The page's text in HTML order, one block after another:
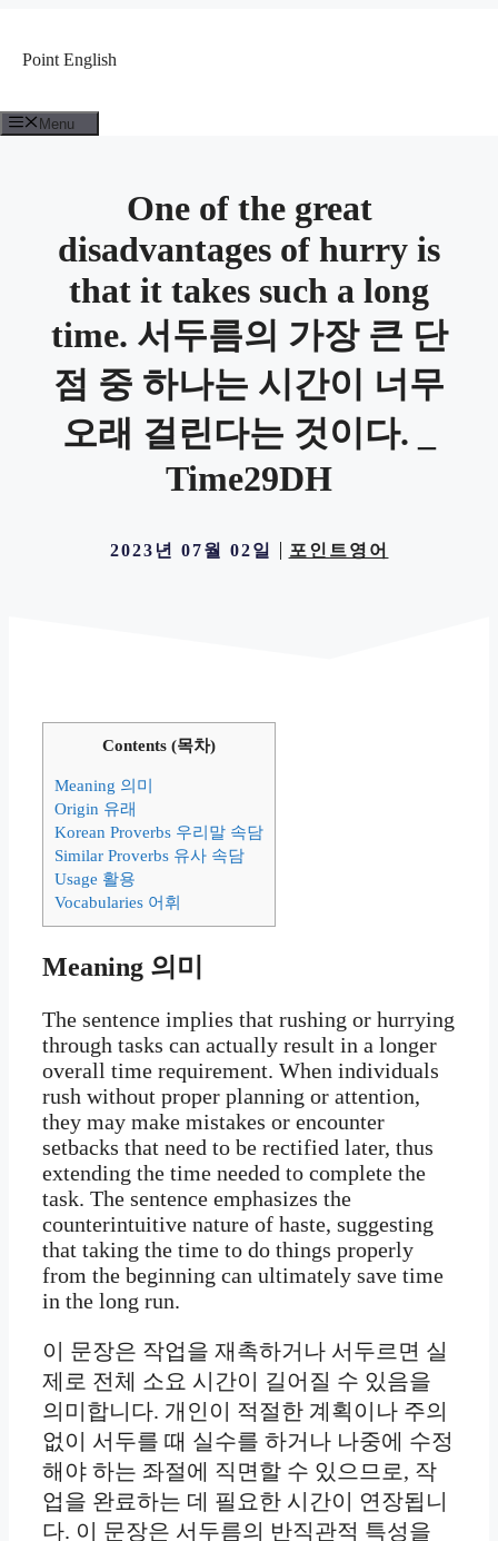
건
너
Point English
Menu
One of the great
disadvantages of hurry is
that it takes such a long
time. 서두름의 가장 큰 단
점 중 하나는 시간이 너무
오래 걸린다는 것이다. _
Time29DH
2023년 07월 02일 포인트영어
Contents (목차)
Meaning 의미
Origin 유래
Korean Proverbs 우리말 속담
Similar Proverbs 유사 속담
Usage 활용
Vocabularies 어휘
Meaning 의미
The sentence implies that rushing or hurrying
through tasks can actually result in a longer
overall time requirement. When individuals
rush without proper planning or attention,
they may make mistakes or encounter
setbacks that need to be rectified later, thus
extending the time needed to complete the
task. The sentence emphasizes the
counterintuitive nature of haste, suggesting
that taking the time to do things properly
from the beginning can ultimately save time
in the long run.
이 문장은 작업을 재촉하거나 서두르면 실
제로 전체 소요 시간이 길어질 수 있음을
의미합니다. 개인이 적절한 계획이나 주의
없이 서두를 때 실수를 하거나 나중에 수정
해야 하는 좌절에 직면할 수 있으므로, 작
업을 완료하는 데 필요한 시간이 연장됩니
다. 이 문장은 서두름의 반직관적 특성을